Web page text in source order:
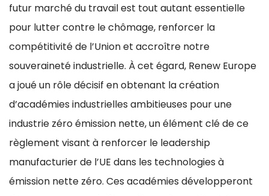
futur marché du travail est tout autant essentielle
pour lutter contre le chômage, renforcer la
compétitivité de l’Union et accroître notre
souveraineté industrielle. À cet égard, Renew Europe
a joué un rôle décisif en obtenant la création
d’académies industrielles ambitieuses pour une
industrie zéro émission nette, un élément clé de ce
règlement visant à renforcer le leadership
manufacturier de l’UE dans les technologies à
émission nette zéro. Ces académies développeront